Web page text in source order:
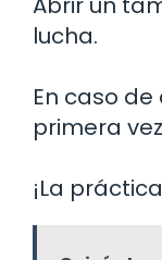
lucha.
En caso
primera
¡La